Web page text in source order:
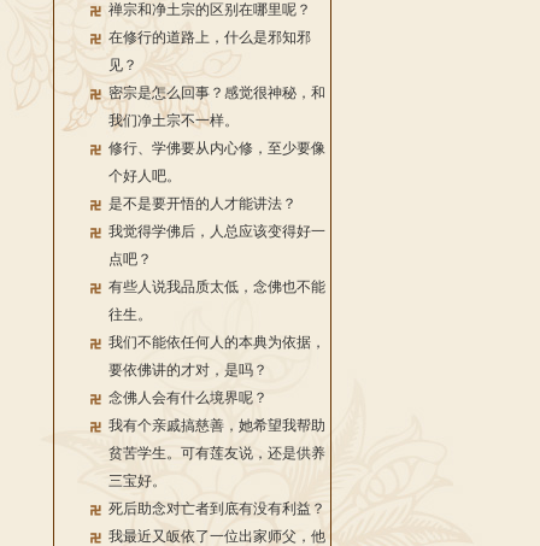
禅宗和净土宗的区别在哪里呢？
在修行的道路上，什么是邪知邪
见？
密宗是怎么回事？感觉很神秘，和
我们净土宗不一样。
修行、学佛要从内心修，至少要像
个好人吧。
是不是要开悟的人才能讲法？
我觉得学佛后，人总应该变得好一
点吧？
有些人说我品质太低，念佛也不能
往生。
我们不能依任何人的本典为依据，
要依佛讲的才对，是吗？
念佛人会有什么境界呢？
我有个亲戚搞慈善，她希望我帮助
贫苦学生。可有莲友说，还是供养
三宝好。
死后助念对亡者到底有没有利益？
我最近又皈依了一位出家师父，他